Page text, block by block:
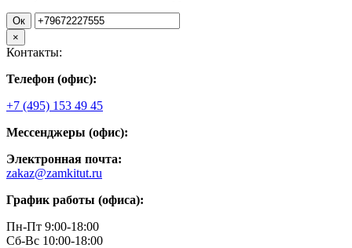
Ок
×
Контакты:
Телефон (офис):
+7 (495) 153 49 45
Мессенджеры (офис):
Электронная почта:
zakaz@zamkitut.ru
График работы (офиса):
Пн-Пт 9:00-18:00
Сб-Вс 10:00-18:00